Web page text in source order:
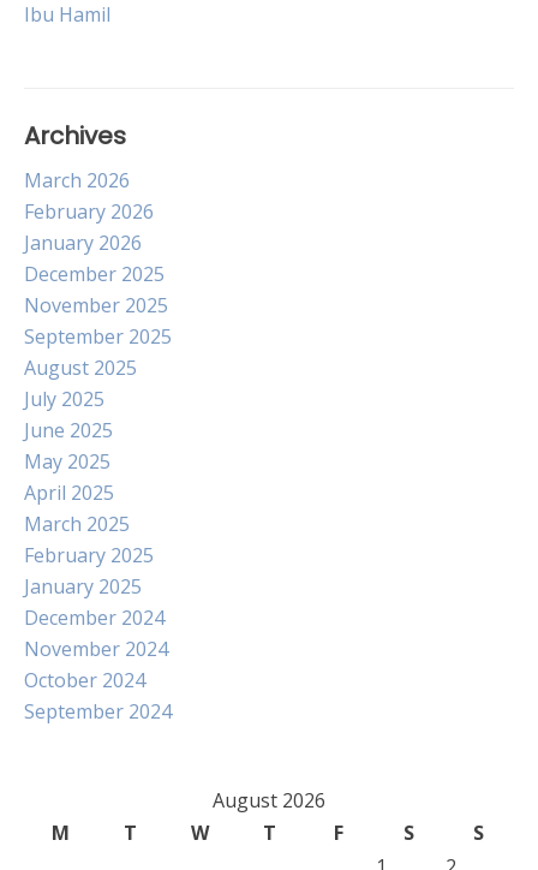
navigation
Ibu Hamil
Archives
March 2026
February 2026
January 2026
December 2025
November 2025
September 2025
August 2025
July 2025
June 2025
May 2025
April 2025
March 2025
February 2025
January 2025
December 2024
November 2024
October 2024
September 2024
August 2026
M
T W T F S
S